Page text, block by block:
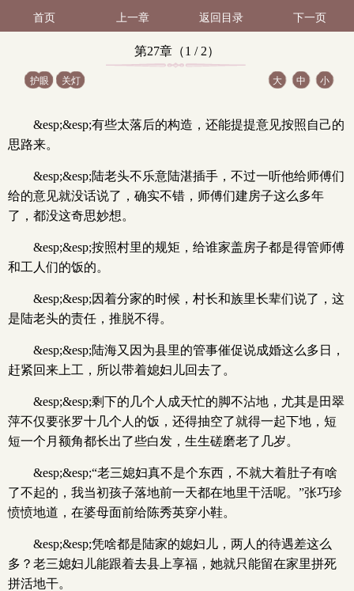
首页 上一章 返回目录 下一页
第27章（1 / 2）
护眼 关灯 大 中 小
&esp;&esp;有些太落后的构造，还能提提意见按照自己的
思路来。
&esp;&esp;陆老头不乐意陆湛插手，不过一听他给师傅们
给的意见就没话说了，确实不错，师傅们建房子这么多年
了，都没这奇思妙想。
&esp;&esp;按照村里的规矩，给谁家盖房子都是得管师傅
和工人们的饭的。
&esp;&esp;因着分家的时候，村长和族里长辈们说了，这
是陆老头的责任，推脱不得。
&esp;&esp;陆海又因为县里的管事催促说成婚这么多日，
赶紧回来上工，所以带着媳妇儿回去了。
&esp;&esp;剩下的几个人成天忙的脚不沾地，尤其是田翠
萍不仅要张罗十几个人的饭，还得抽空了就得一起下地，短
短一个月额角都长出了些白发，生生磋磨老了几岁。
&esp;&esp;“老三媳妇真不是个东西，不就大着肚子有啥
了不起的，我当初孩子落地前一天都在地里干活呢。”张巧珍
愤愤地道，在婆母面前给陈秀英穿小鞋。
&esp;&esp;凭啥都是陆家的媳妇儿，两人的待遇差这么
多？老三媳妇儿能跟着去县上享福，她就只能留在家里拼死
拼活地干。